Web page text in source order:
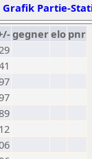
Grafik Partie-
gegnerelo pnr